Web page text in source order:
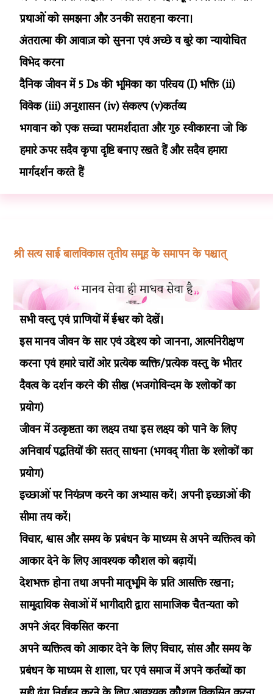
प्रथाओं को समझना और उनकी सराहना करना।
अंतरात्मा की आवाज़ को सुनना एवं अच्छे व बुरे का न्यायोचित
विभेद करना
दैनिक जीवन में 5 Ds की भूमिका का परिचय (I) भक्ति (ii)
विवेक (iii) अनुशासन (iv) संकल्प (v)कर्तव्य
भगवान को एक सच्चा परामर्शदाता और गुरु स्वीकारना जो कि
हमारे ऊपर सदैव कृपा दृष्टि बनाए रखते हैं और सदैव हमारा
मार्गदर्शन करते हैं
श्री सत्य साई बालविकास तृतीय समूह के समापन के पश्चात्
सभी वस्तु एवं प्राणियों में ईश्वर को देखें।
इस मानव जीवन के सार एवं उद्देश्य को जानना, आत्मनिरीक्षण
करना एवं हमारे चारों ओर प्रत्येक व्यक्ति/प्रत्येक वस्तु के भीतर
दैवत्व के दर्शन करने की सीख (भजगोविन्दम के श्लोकों का
प्रयोग)
जीवन में उत्कृष्टता का लक्ष्य तथा इस लक्ष्य को पाने के लिए
अनिवार्य पद्धतियों की सतत् साधना (भगवद् गीता के श्लोकों का
प्रयोग)
इच्छाओं पर नियंत्रण करने का अभ्यास करें। अपनी इच्छाओं की
सीमा तय करें।
विचार, श्वास और समय के प्रबंधन के माध्यम से अपने व्यक्तित्व को
आकार देने के लिए आवश्यक कौशल को बढ़ायें।
देशभक्त होना तथा अपनी मातृभूमि के प्रति आसक्ति रखना;
सामुदायिक सेवाओं में भागीदारी द्वारा सामाजिक चैतन्यता को
अपने अंदर विकसित करना
अपने व्यक्तित्व को आकार देने के लिए विचार, सांस और समय के
प्रबंधन के माध्यम से शाला, घर एवं समाज में अपने कर्तव्यों का